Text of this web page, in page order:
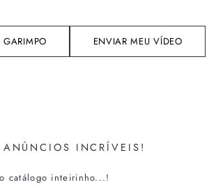
GARIMPO ENVIAR MEU VÍDEO
ANÚNCIOS INCRÍVEIS!
catálogo inteirinho...!